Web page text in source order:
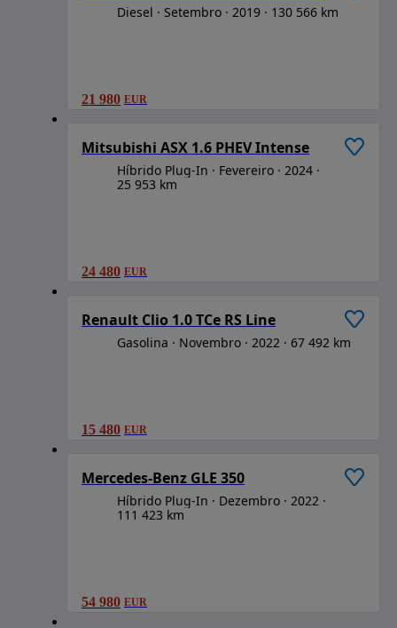
Diesel Setembro 2019 130 566 km
21 980 EUR
Mitsubishi ASX 1.6 PHEV Intense
Híbrido Plug-In Fevereiro
2024
25 953 km
24 480 EUR
Renault Clio 1.0 TCe RS Line
Gasolina Novembro 2022 67 492 km
15 480 EUR
Mercedes-Benz GLE 350
Híbrido Plug-In Dezembro
2022
111 423 km
54 980 EUR